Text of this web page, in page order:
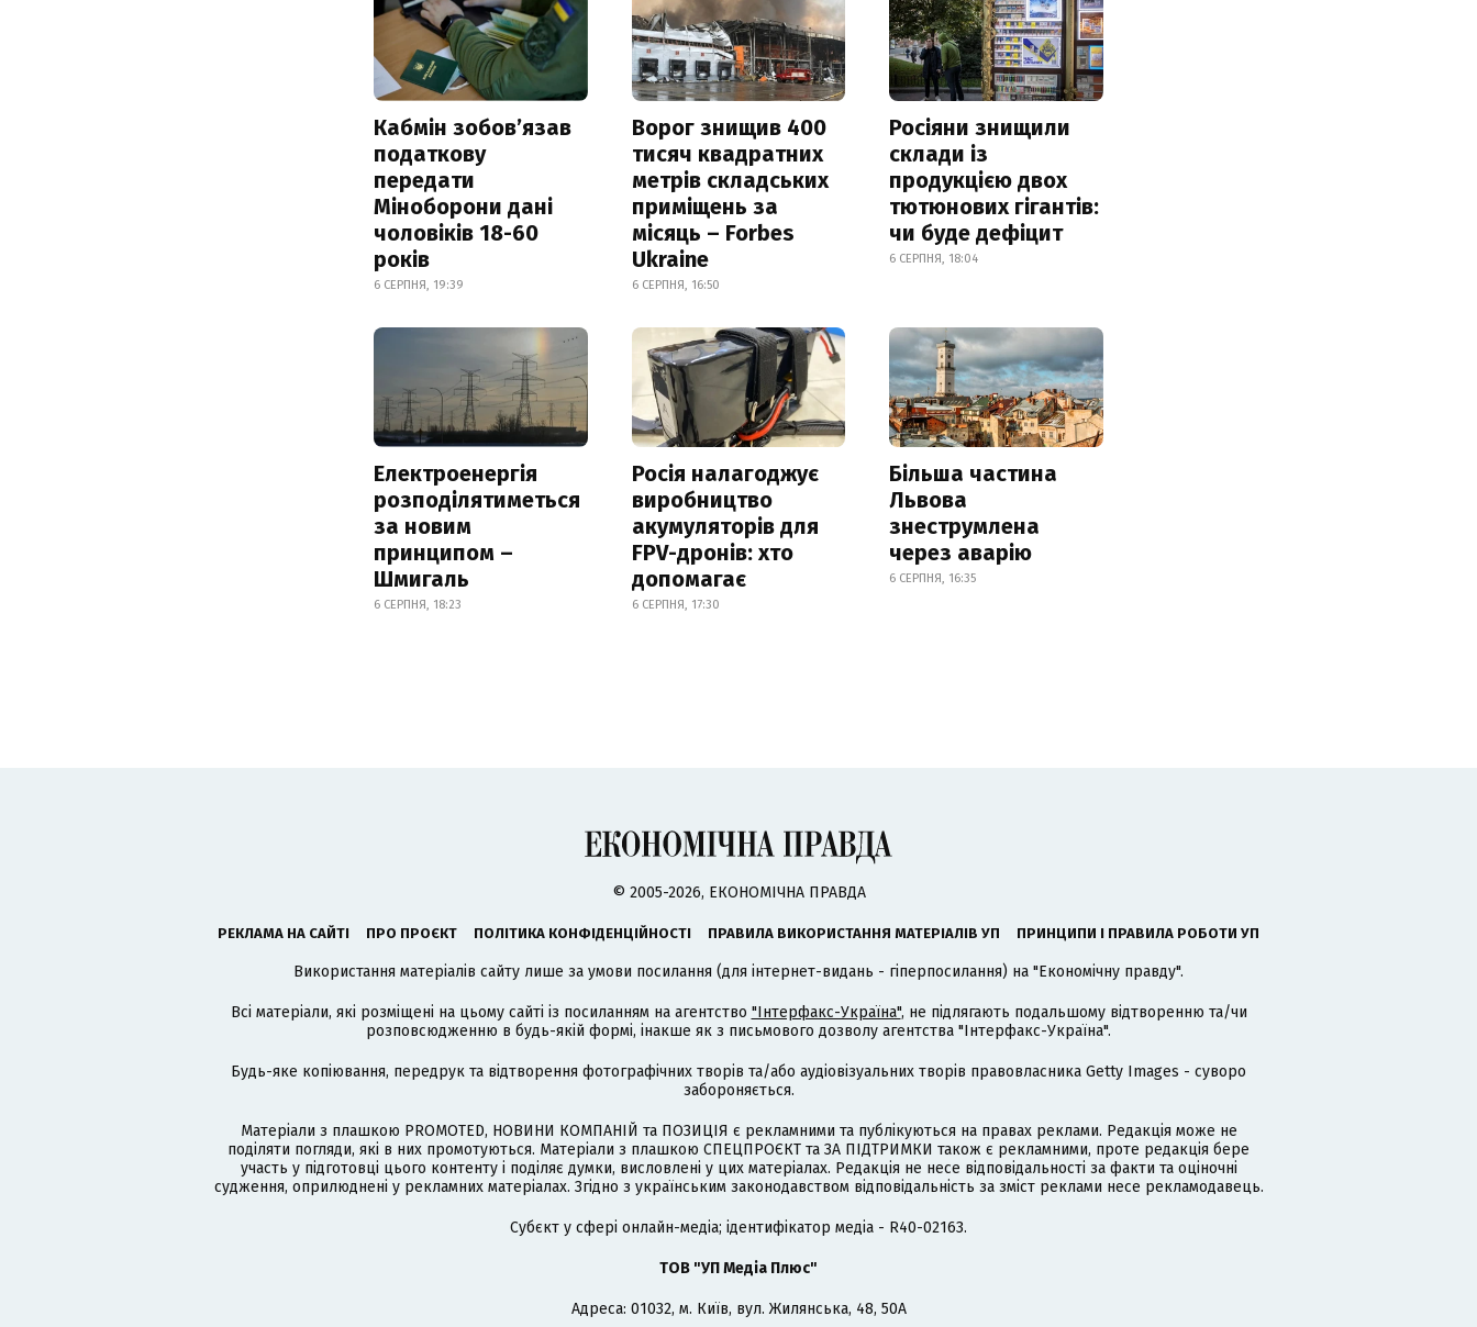
Кабмін зобовʼязав
податкову
передати
Міноборони дані
чоловіків 18-60
років
6 СЕРПНЯ, 19:39
Ворог знищив 400
тисяч квадратних
метрів складських
приміщень за
місяць – Forbes
Ukraine
6 СЕРПНЯ, 16:50
Росіяни знищили
склади із
продукцією двох
тютюнових гігантів:
чи буде дефіцит
6 СЕРПНЯ, 18:04
Електроенергія
розподілятиметься
за новим
принципом –
Шмигаль
6 СЕРПНЯ, 18:23
Росія налагоджує
виробництво
акумуляторів для
FPV-дронів: хто
допомагає
6 СЕРПНЯ, 17:30
Більша частина
Львова
знеструмлена
через аварію
6 СЕРПНЯ, 16:35
© 2005-2026, ЕКОНОМІЧНА ПРАВДА
РЕКЛАМА НА САЙТІ ПРО ПРОЄКТ ПОЛІТИКА КОНФІДЕНЦІЙНОСТІ ПРАВИЛА ВИКОРИСТАННЯ МАТЕРІАЛІВ УП ПРИНЦИПИ І ПРАВИЛА РОБОТИ УП
Використання матеріалів сайту лише за умови посилання (для інтернет-видань - гіперпосилання) на "Економічну правду".
Всі матеріали, які розміщені на цьому сайті із посиланням на агентство "Інтерфакс-Україна", не підлягають подальшому відтворенню та/чи
розповсюдженню в будь-якій формі, інакше як з письмового дозволу агентства "Інтерфакс-Україна".
Будь-яке копіювання, передрук та відтворення фотографічних творів та/або аудіовізуальних творів правовласника Getty Images - суворо
забороняється.
Матеріали з плашкою PROMOTED, НОВИНИ КОМПАНІЙ та ПОЗИЦІЯ є рекламними та публікуються на правах реклами. Редакція може не
поділяти погляди, які в них промотуються. Матеріали з плашкою СПЕЦПРОЄКТ та ЗА ПІДТРИМКИ також є рекламними, проте редакція бере
участь у підготовці цього контенту і поділяє думки, висловлені у цих матеріалах. Редакція не несе відповідальності за факти та оціночні
судження, оприлюднені у рекламних матеріалах. Згідно з українським законодавством відповідальність за зміст реклами несе рекламодавець.
Cубєкт у сфері онлайн-медіа; ідентифікатор медіа - R40-02163.
ТОВ "УП Медіа Плюс"
Адреса: 01032, м. Київ, вул. Жилянська, 48, 50А